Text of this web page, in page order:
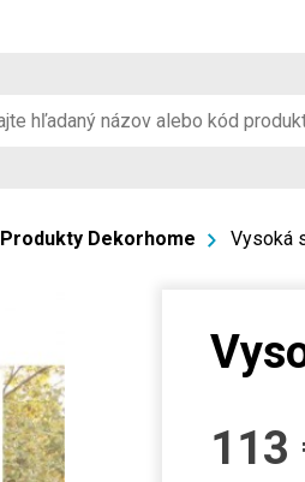
Produkty Dekorhome Vysoká
113